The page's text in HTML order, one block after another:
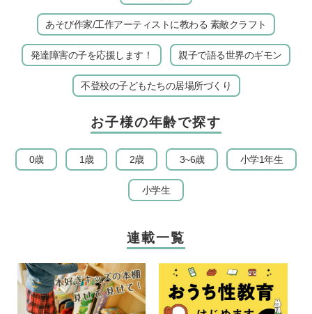
あそび作家/工作アーティストに教わる 素敵クラフト
発達障害の子を応援します！ 親子で語る世界のギモン
不登校の子どもたちの居場所づくり
お子様の年齢で探す
0歳 1歳 2歳 3~6歳 小学1年生
小学生
連載一覧